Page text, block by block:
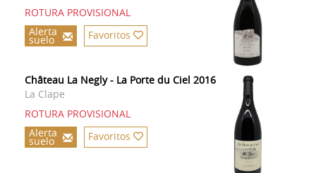
ROTURA PROVISIONAL
Alerta
suelo Favoritos
Château La Negly - La Porte du Ciel 2016
La Clape
ROTURA PROVISIONAL
Alerta
suelo Favoritos